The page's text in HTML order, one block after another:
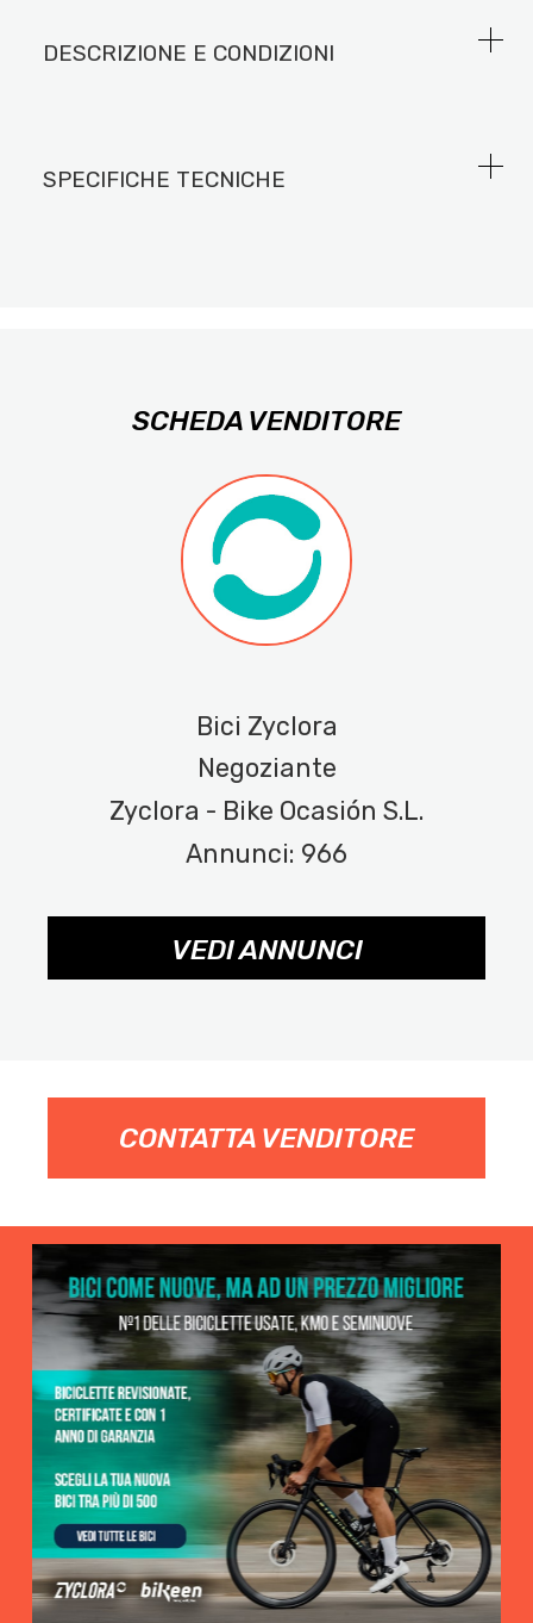
DESCRIZIONE E CONDIZIONI
SPECIFICHE TECNICHE
SCHEDA VENDITORE
Bici Zyclora
Negoziante
Zyclora - Bike Ocasión S.L.
Annunci: 966
VEDI ANNUNCI
CONTATTA VENDITORE